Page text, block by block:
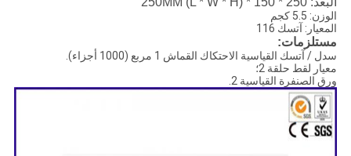
الوزن: 5.5 كجم
المعيار: آتسك 116
مستلزمات:
سدل / آتسك القياسية الاحتكاك القماش 1 مربع (1000 أجزاء).
معيار لقط حلقة 2؛
ورق الصنفرة القياسية 2.